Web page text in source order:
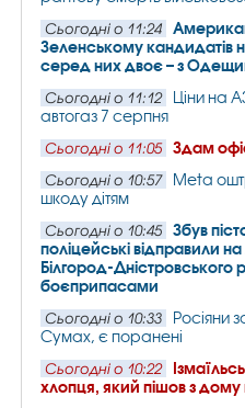
Сьогодні о 11:24
Зеленському кандидатів
серед них двоє – з
Сьогодні о 11:12
Ціни на
автогаз 7 серпня
Сьогодні о 11:05 Здам
Сьогодні о 10:57
Meta
шкоду дітям
Сьогодні о 10:45
Збув
поліцейські відправили
Білгород-Дністровського
боєприпасами
Сьогодні о 10:33
Росіяни
Сумах, є поранені
Сьогодні о 10:22
хлопця, який пішов з дому